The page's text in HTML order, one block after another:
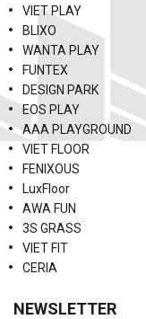
VIET PLAY
BLIXO
WANTA PLAY
FUNTEX
DESIGN PARK
EOS PLAY
AAA PLAYGROUND
VIET FLOOR
FENIXOUS
LuxFloor
AWA FUN
3S GRASS
VIET FIT
CERIA
NEWSLETTER